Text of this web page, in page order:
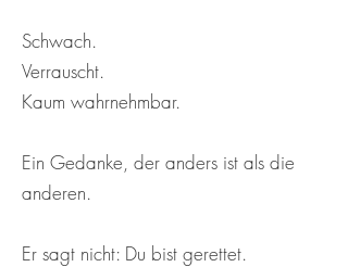
Schwach.
Verrauscht.
Kaum wahrnehmbar.
Ein Gedanke, der anders ist als die
anderen.
Er sagt nicht: Du bist gerettet.